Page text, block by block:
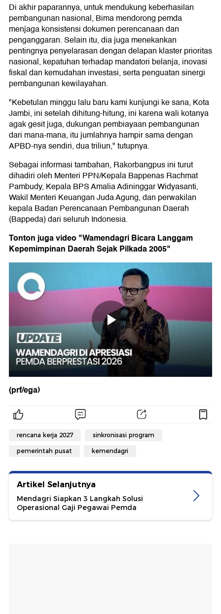
Di akhir paparannya, untuk mendukung keberhasilan
pembangunan nasional, Bima mendorong pemda
menjaga konsistensi dokumen perencanaan dan
penganggaran. Selain itu, dia juga menekankan
pentingnya penyelarasan dengan delapan klaster prioritas
nasional, kepatuhan terhadap mandatori belanja, inovasi
fiskal dan kemudahan investasi, serta penguatan sinergi
pembangunan kewilayahan.
"Kebetulan minggu lalu baru kami kunjungi ke sana, Kota
Jambi, ini setelah dihitung-hitung, ini karena wali kotanya
agak gesit juga, dukungan pembiayaan pembangunan
dari mana-mana, itu jumlahnya hampir sama dengan
APBD-nya sendiri, dua triliun," tutupnya.
Sebagai informasi tambahan, Rakorbangpus ini turut
dihadiri oleh Menteri PPN/Kepala Bappenas Rachmat
Pambudy, Kepala BPS Amalia Adininggar Widyasanti,
Wakil Menteri Keuangan Juda Agung, dan perwakilan
kepala Badan Perencanaan Pembangunan Daerah
(Bappeda) dari seluruh Indonesia.
Tonton juga video "Wamendagri Bicara Langgam
Kepemimpinan Daerah Sejak Pilkada 2005"
(prf/ega)
rencana kerja 2027 sinkronisasi program
pemerintah pusat kemendagri
Artikel Selanjutnya
Mendagri Siapkan 3 Langkah Solusi
Operasional Gaji Pegawai Pemda